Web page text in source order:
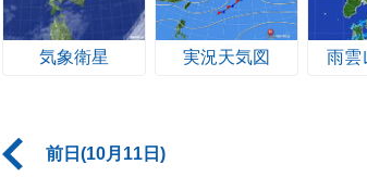
気象衛星 実況天気図 雨雲
前日(10月11日)